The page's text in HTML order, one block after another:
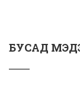
БУСАД